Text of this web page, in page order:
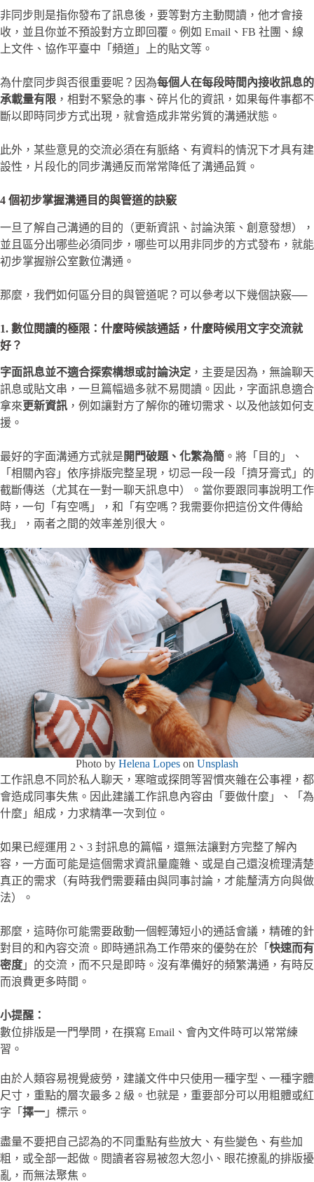
非同步則是指你發布了訊息後，要等對方主動閱讀，他才會接
收，並且你並不預設對方立即回覆。例如 Email、FB 社團、線
上文件、協作平臺中「頻道」上的貼文等。
為什麼同步與否很重要呢？因為每個人在每段時間內接收訊息的
承載量有限 ，相對不緊急的事、碎片化的資訊，如果每件事都不
斷以即時同步方式出現，就會造成非常劣質的溝通狀態。
此外，某些意見的交流必須在有脈絡、有資料的情況下才具有建
設性，片段化的同步溝通反而常常降低了溝通品質。
4 個初步掌握溝通目的與管道的訣竅
一旦了解自己溝通的目的（更新資訊、討論決策、創意發想），
並且區分出哪些必須同步，哪些可以用非同步的方式發布，就能
初步掌握辦公室數位溝通。
那麼，我們如何區分目的與管道呢？可以參考以下幾個訣竅──
1. 數位閱讀的極限：什麼時候該通話，什麼時候用文字交流就
好？
字面訊息並不適合探索構想或討論決定 ，主要是因為，無論聊天
訊息或貼文串，一旦篇幅過多就不易閱讀。因此，字面訊息適合
拿來更新資訊 ，例如讓對方了解你的確切需求、以及他該如何支
援。
最好的字面溝通方式就是 開門破題、化繁為簡 。將「目的」、
「相關內容」依序排版完整呈現，切忌一段一段「擠牙膏式」的
截斷傳送（尤其在一對一聊天訊息中）。當你要跟同事說明工作
時，一句「有空嗎」，和「有空嗎？我需要你把這份文件傳給
我」，兩者之間的效率差別很大。
Photo by Helena Lopes on Unsplash
工作訊息不同於私人聊天，寒暄或探問等習慣夾雜在公事裡，都
會造成同事失焦。因此建議工作訊息內容由「要做什麼」、「為
什麼」組成，力求精準一次到位。
如果已經運用 2、3 封訊息的篇幅，還無法讓對方完整了解內
容，一方面可能是這個需求資訊量龐雜、或是自己還沒梳理清楚
真正的需求（有時我們需要藉由與同事討論，才能釐清方向與做
法）。
那麼，這時你可能需要啟動一個輕薄短小的通話會議，精確的針
對目的和內容交流。即時通訊為工作帶來的優勢在於「 快速而有
密度 」的交流，而不只是即時。沒有準備好的頻繁溝通，有時反
而浪費更多時間。
小提醒：
數位排版是一門學問，在撰寫 Email、會內文件時可以常常練
習。
由於人類容易視覺疲勞，建議文件中只使用一種字型、一種字體
尺寸，重點的層次最多 2 級。也就是，重要部分可以用粗體或紅
字「 擇一 」標示。
盡量不要把自己認為的不同重點有些放大、有些變色、有些加
粗，或全部一起做。閱讀者容易被忽大忽小、眼花撩亂的排版擾
亂，而無法聚焦。